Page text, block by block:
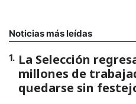
Noticias más leídas
1. La Selección
millones de
quedarse sin